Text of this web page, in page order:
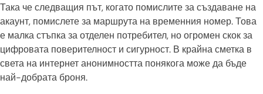
Така че следващия път, когато помислите за създаване на
акаунт, помислете за маршрута на временния номер. Това
е малка стъпка за отделен потребител, но огромен скок за
цифровата поверителност и сигурност. В крайна сметка в
света на интернет анонимността понякога може да бъде
най-добрата броня.